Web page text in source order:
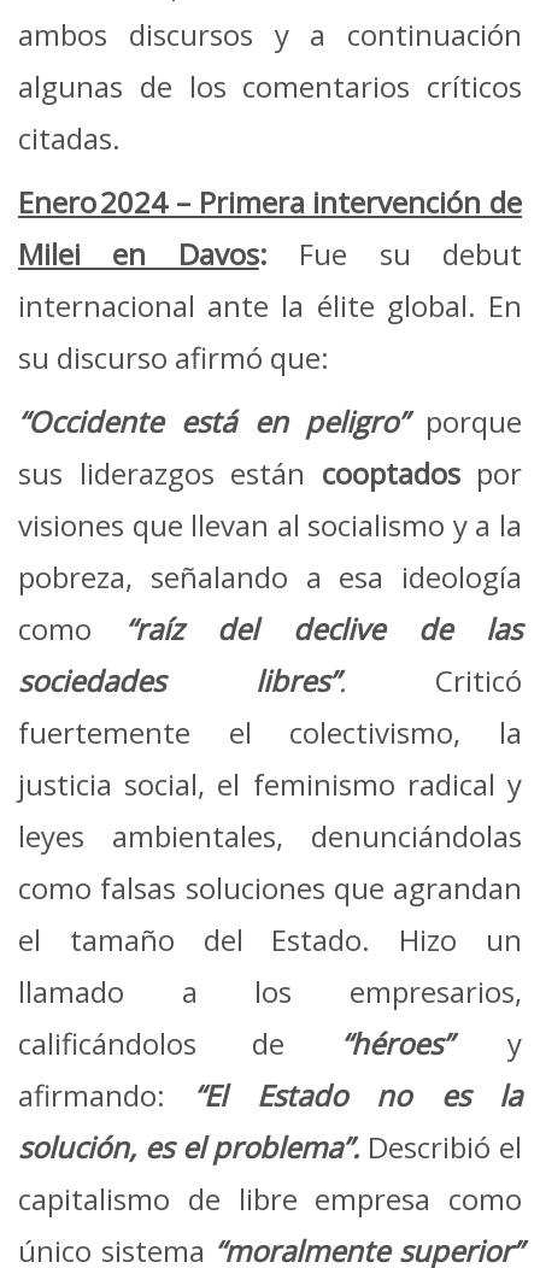
ambos discursos y a continuación
algunas de los comentarios críticos
citadas.
Enero 2024 – Primera intervención de
Milei en Davos: Fue su debut
internacional ante la élite global. En
su discurso afirmó que:
“Occidente está en peligro”porque
sus liderazgos están cooptadospor
visiones que llevan al socialismo y a la
pobreza, señalando a esa ideología
como “raíz del declive de las
sociedades libres”. Criticó
fuertemente el colectivismo, la
justicia social, el feminismo radical y
leyes ambientales, denunciándolas
como falsas soluciones que agrandan
el tamaño del Estado. Hizo un
llamado a los empresarios,
calificándolos de
“héroes”y
afirmando: “El Estado no es la
solución, es el problema”. Describió el
capitalismo de libre empresa como
único sistema “moralmente superior”